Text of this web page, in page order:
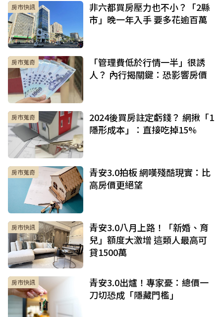
房市快訊
非六都買房壓力也不小？「2縣
市」晚一年入手 要多花逾百萬
房市蒐奇
「管理費低於行情一半」很誘
人？ 內行揭關鍵：恐影響房價
房市蒐奇
2024後買房註定虧錢？ 網揪「1
隱形成本」：直接吃掉15%
房市蒐奇
青安3.0拍板 網嘆殘酷現實：比
高房價更絕望
房市快訊
青安3.0八月上路！「新婚、育
兒」額度大激增 這類人最高可
貸1500萬
房市快訊
青安3.0出爐！專家憂：總價一
刀切恐成「隱藏門檻」